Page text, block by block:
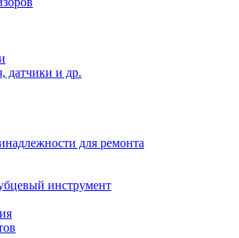
датчики и др.
для ремонта
инструмент